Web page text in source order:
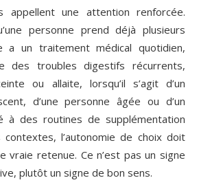
appellent une attention renforcée.
personne prend déjà plusieurs
a un traitement médical quotidien,
des troubles digestifs récurrents,
ou allaite, lorsqu’il s’agit d’un
d’une personne âgée ou d’un
à des routines de supplémentation
contextes, l’autonomie de choix doit
vraie retenue. Ce n’est pas un signe
plutôt un signe de bon sens.